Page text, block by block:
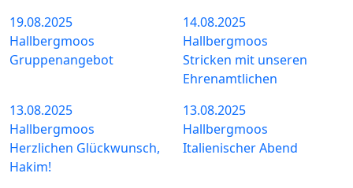
19.08.2025
Hallbergmoos
Gruppenangebot
14.08.2025
Hallbergmoos
Stricken mit unseren
Ehrenamtlichen
13.08.2025
Hallbergmoos
Herzlichen Glückwunsch,
Hakim!
13.08.2025
Hallbergmoos
Italienischer Abend